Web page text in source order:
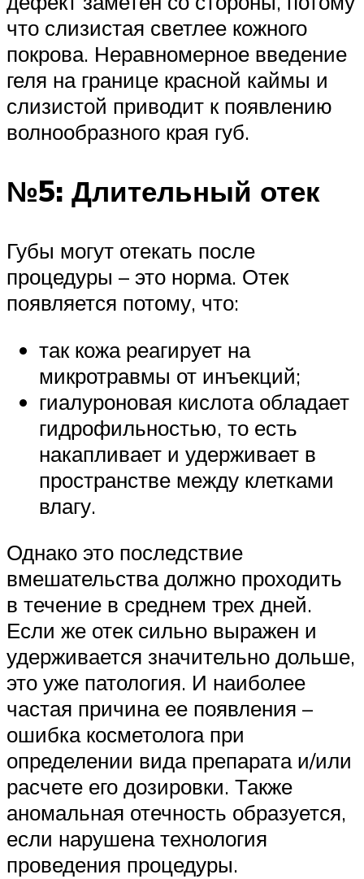
что слизистая светлее кожного
покрова. Неравномерное введение
геля на границе красной каймы и
слизистой приводит к появлению
волнообразного края губ.
№5: Длительный отек
Губы могут отекать после
процедуры – это норма. Отек
появляется потому, что:
так кожа реагирует на
микротравмы от инъекций;
гиалуроновая кислота обладает
гидрофильностью, то есть
накапливает и удерживает в
пространстве между клетками
влагу.
Однако это последствие
вмешательства должно проходить
в течение в среднем трех дней.
Если же отек сильно выражен и
удерживается значительно дольше,
это уже патология. И наиболее
частая причина ее появления –
ошибка косметолога при
определении вида препарата и/или
расчете его дозировки. Также
аномальная отечность образуется,
если нарушена технология
проведения процедуры.